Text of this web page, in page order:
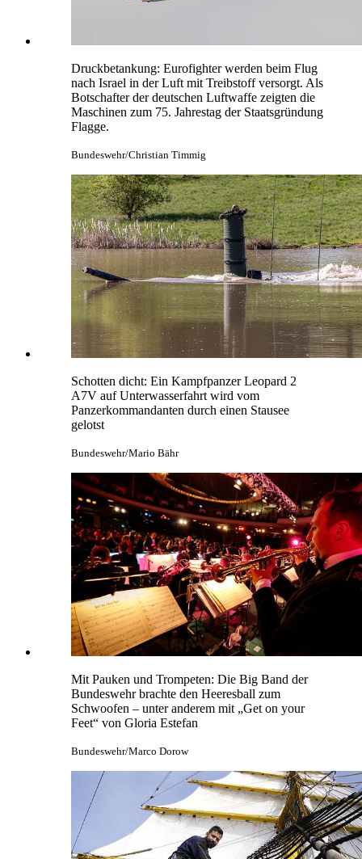
Druckbetankung: Eurofighter werden beim Flug
nach Israel in der Luft mit Treibstoff versorgt. Als
Botschafter der deutschen Luftwaffe zeigten die
Maschinen zum 75. Jahrestag der Staatsgründung
Flagge.
Bundeswehr/Christian Timmig
Schotten dicht: Ein Kampfpanzer Leopard 2
A7V auf Unterwasserfahrt wird vom
Panzerkommandanten durch einen Stausee
gelotst
Bundeswehr/Mario Bähr
Mit Pauken und Trompeten: Die Big Band der
Bundeswehr brachte den Heeresball zum
Schwoofen – unter anderem mit „Get on your
Feet“ von Gloria Estefan
Bundeswehr/Marco Dorow